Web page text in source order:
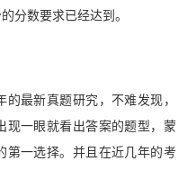
分数要求已经达到。
最新真题研究，不难发现，
现一眼就看出答案的题型，蒙
第一选择。并且在近几年的考